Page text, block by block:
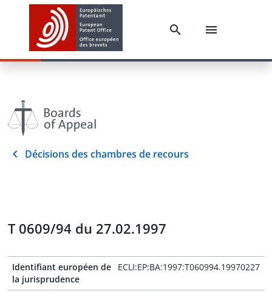
Décisions des chambres de recours
T 0609/94 du 27.02.1997
Identifiant européen de
la jurisprudence
ECLI:EP:BA:1997:T060994.19970227